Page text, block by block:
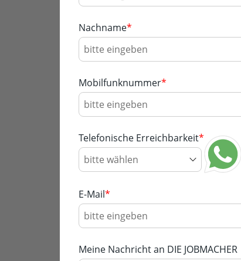
Nachname*
Mobilfunknummer*
Telefonische Erreichbarkeit*
E-Mail*
Meine Nachricht an DIE JOBMACHER